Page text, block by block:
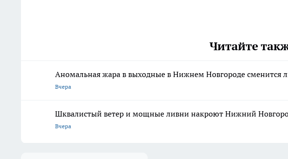
Читайте
Аномальная жара в выходные в Нижнем Новгороде сменится
Вчера
Шквалистый ветер и мощные ливни накроют Нижний
Вчера